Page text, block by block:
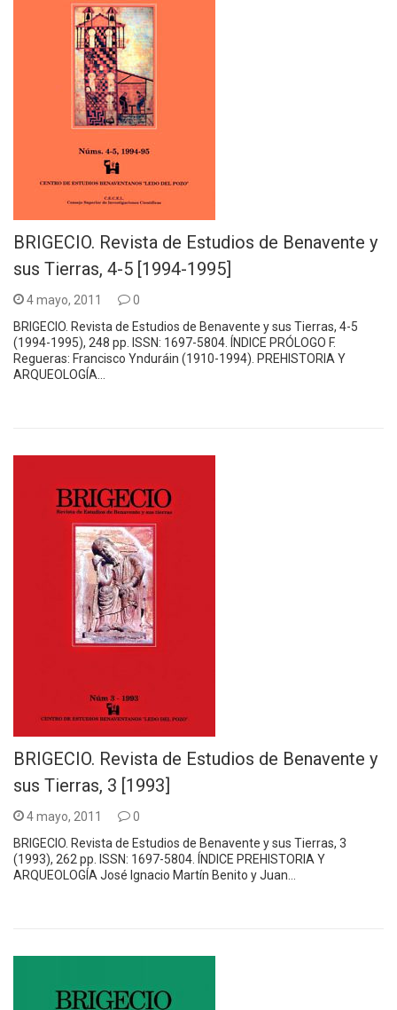
BRIGECIO. Revista de Estudios de Benavente y
sus Tierras, 4-5 [1994-1995]
4 mayo, 2011
0
BRIGECIO. Revista de Estudios de Benavente y sus Tierras, 4-5
(1994-1995), 248 pp. ISSN: 1697-5804. ÍNDICE PRÓLOGO F.
Regueras: Francisco Ynduráin (1910-1994). PREHISTORIA Y
ARQUEOLOGÍA…
BRIGECIO. Revista de Estudios de Benavente y
sus Tierras, 3 [1993]
4 mayo, 2011
0
BRIGECIO. Revista de Estudios de Benavente y sus Tierras, 3
(1993), 262 pp. ISSN: 1697-5804. ÍNDICE PREHISTORIA Y
ARQUEOLOGÍA José Ignacio Martín Benito y Juan…